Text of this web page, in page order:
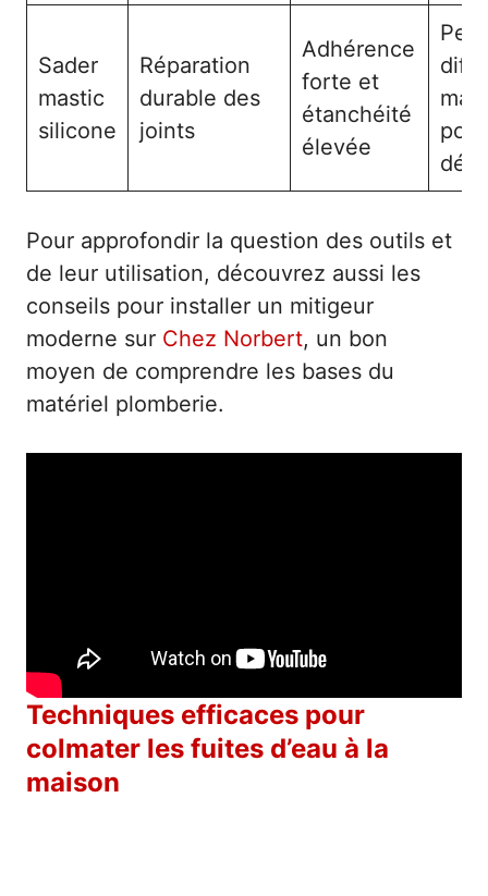
Sader
mastic
silicone
Réparation
durable des
joints
Adhérence
forte et
étanchéité
élevée
pour
Pour approfondir la question des outils et
de leur utilisation, découvrez aussi les
conseils pour installer un mitigeur
moderne sur Chez Norbert, un bon
moyen de comprendre les bases du
matériel plomberie.
Techniques efficaces pour
colmater les fuites d’eau à la
maison